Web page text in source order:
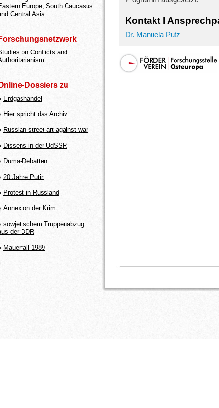
Kontakt I
Dr. Manuela Putz
Europe, South Caucasus
Central Asia
on Conflicts and
Dossiers zu
Erdgashandel
Hier spricht das Archiv
Russian street art against war
Dissens in der UdSSR
Duma-Debatten
20 Jahre Putin
Protest in Russland
Annexion der Krim
sowjetischem Truppenabzug
der DDR
Mauerfall 1989